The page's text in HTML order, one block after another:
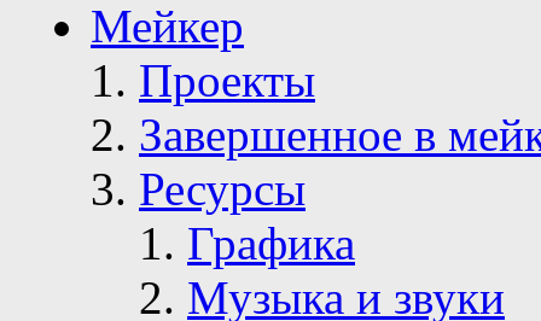
Мейкер
Проекты
Завершенное в
Ресурсы
Графика
Музыка и звуки